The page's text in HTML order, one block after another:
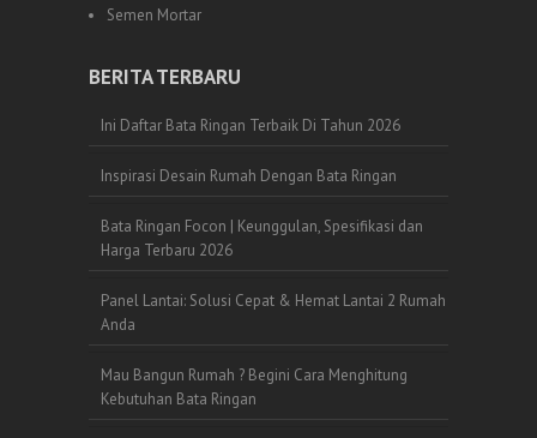
Semen Mortar
BERITA TERBARU
Ini Daftar Bata Ringan Terbaik Di Tahun 2026
Inspirasi Desain Rumah Dengan Bata Ringan
Bata Ringan Focon | Keunggulan, Spesifikasi dan
Harga Terbaru 2026
Panel Lantai: Solusi Cepat & Hemat Lantai 2 Rumah
Anda
Mau Bangun Rumah ? Begini Cara Menghitung
Kebutuhan Bata Ringan